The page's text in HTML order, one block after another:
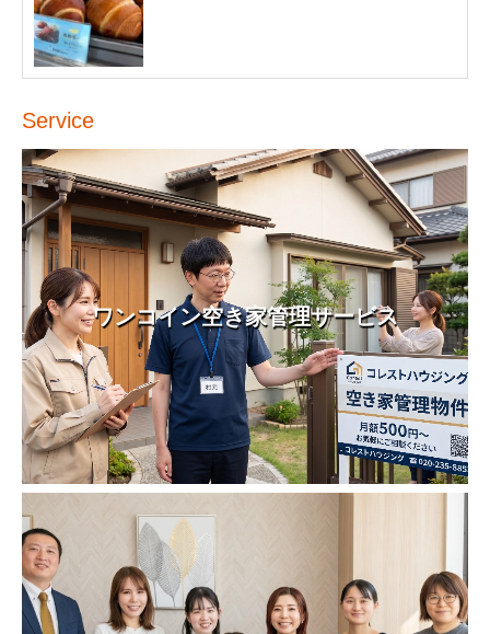
Service
ワンコイン空き家管理サービス